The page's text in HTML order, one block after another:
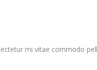
mi vitae commodo